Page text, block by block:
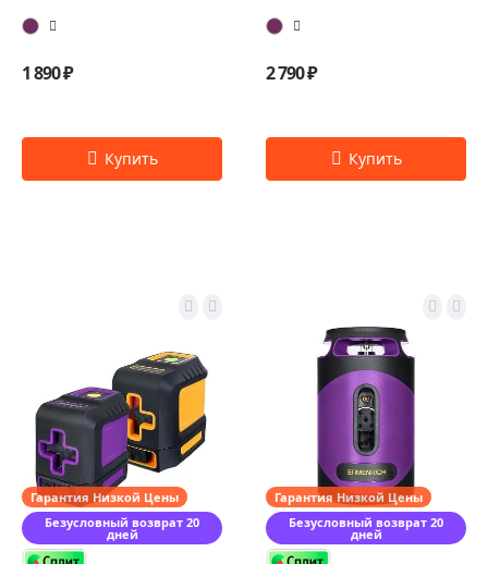
1 890 ₽ 2 790 ₽
Гарантия Низкой Цены
Безусловный возврат 20
дней
Гарантия Низкой Цены
Безусловный возврат 20
дней